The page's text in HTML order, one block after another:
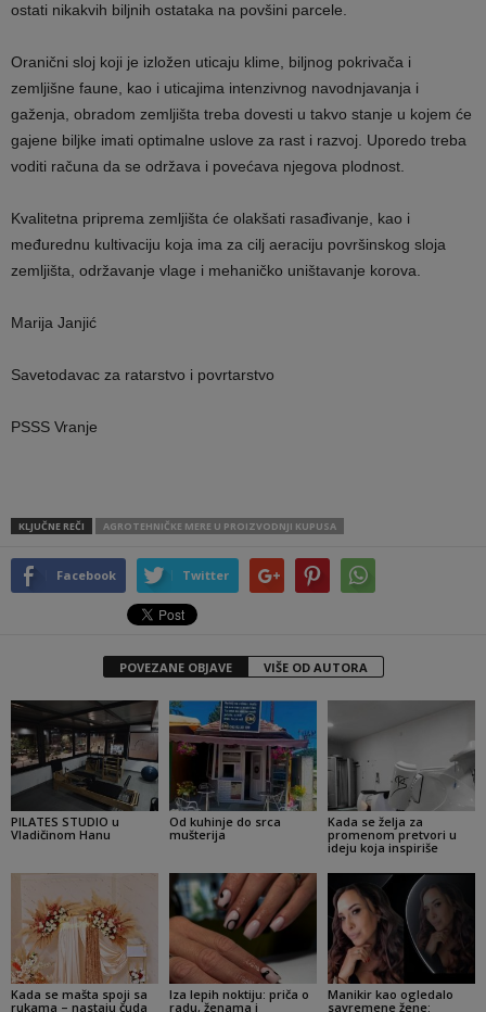
ostati nikakvih biljnih ostataka na povšini parcele.
Oranični sloj koji je izložen uticaju klime, biljnog pokrivača i
zemljišne faune, kao i uticajima intenzivnog navodnjavanja i
gaženja, obradom zemljišta treba dovesti u takvo stanje u kojem će
gajene biljke imati optimalne uslove za rast i razvoj. Uporedo treba
voditi računa da se održava i povećava njegova plodnost.
Kvalitetna priprema zemljišta će olakšati rasađivanje, kao i
međurednu kultivaciju koja ima za cilj aeraciju površinskog sloja
zemljišta, održavanje vlage i mehaničko uništavanje korova.
Marija Janjić
Savetodavac za ratarstvo i povrtarstvo
PSSS Vranje
KLJUČNE REČI AGROTEHNIČKE MERE U PROIZVODNJI KUPUSA
Facebook Twitter
POVEZANE OBJAVE VIŠE OD AUTORA
PILATES STUDIO u
Vladičinom Hanu
Od kuhinje do srca
mušterija
Kada se želja za
promenom pretvori u
ideju koja inspiriše
Kada se mašta spoji sa
rukama – nastaju čuda
Iza lepih noktiju: priča o
radu, ženama i
Manikir kao ogledalo
savremene žene: